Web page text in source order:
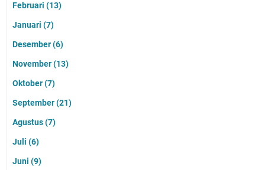
Februari (13)
Januari (7)
Desember(6)
November(13)
Oktober(7)
September(21)
Agustus(7)
Juli (6)
Juni (9)